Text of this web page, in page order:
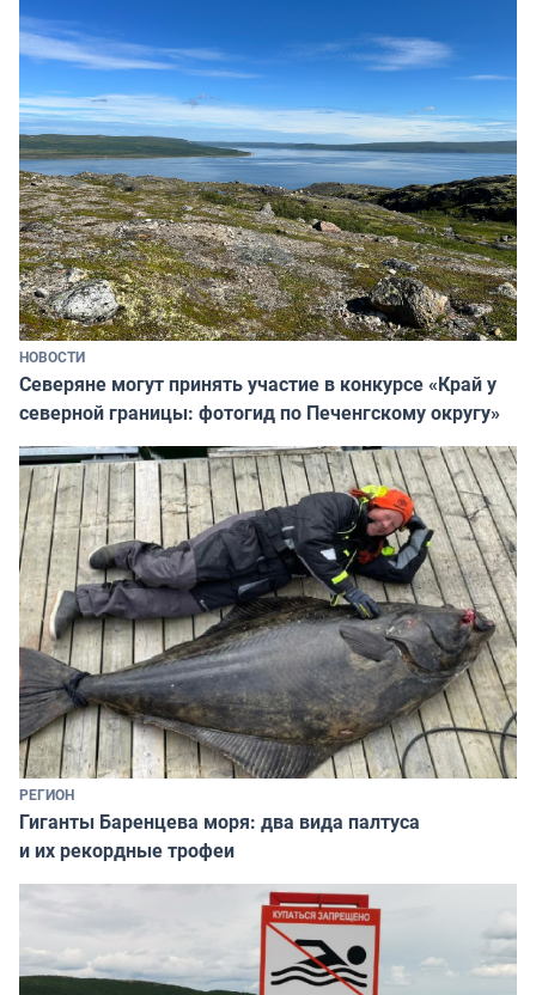
НОВОСТИ
Северяне могут принять участие в конкурсе «Край у
северной границы: фотогид по Печенгскому округу»
РЕГИОН
Гиганты Баренцева моря: два вида палтуса
и их рекордные трофеи